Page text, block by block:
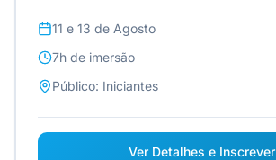
11 e 13 de Agosto
7h de imersão
Público: Iniciantes
Ver Detalhes e Inscrever